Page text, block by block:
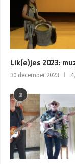
Lik(e)jes 2023:
30 december 2023
3